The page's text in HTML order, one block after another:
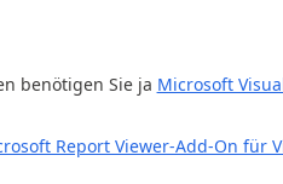
benötigen Sie ja Microsoft
Report Viewer-Add-On für